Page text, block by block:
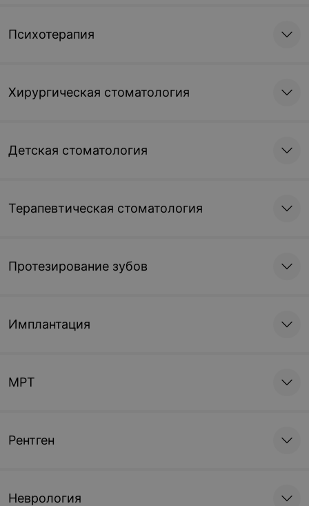
Психотерапия
Хирургическая стоматология
Детская стоматология
Терапевтическая стоматология
Протезирование зубов
Имплантация
МРТ
Рентген
Неврология